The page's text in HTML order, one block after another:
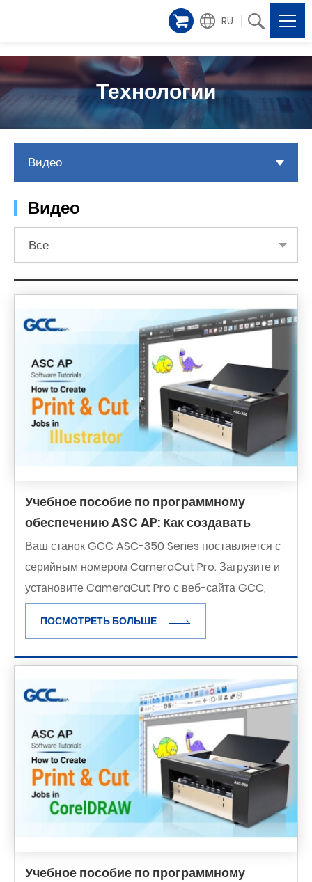
RU
Технологии
Видео
Видео
Все
Учебное пособие по программному
обеспечению ASC AP: Как создавать
задания на печать и резку в Illustrator
Ваш станок GCC ASC-350 Series поставляется с
серийным номером CameraCut Pro. Загрузите и
установите CameraCut Pro с веб-сайта GCC,
чтобы начать работу с процессом печати и резки.
ПОСМОТРЕТЬ БОЛЬШЕ
Учебное пособие по программному